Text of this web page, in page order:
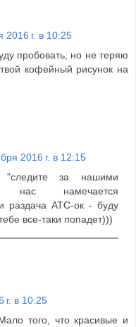
2016 г. в 10:25
пробовать, но не теряю
кофейный рисунок на
2016 г. в 12:15
"следите за нашими
нас намечается
раздача АТС-ок - буду
все-таки попадет)))
г. в 10:25
того, что красивые и